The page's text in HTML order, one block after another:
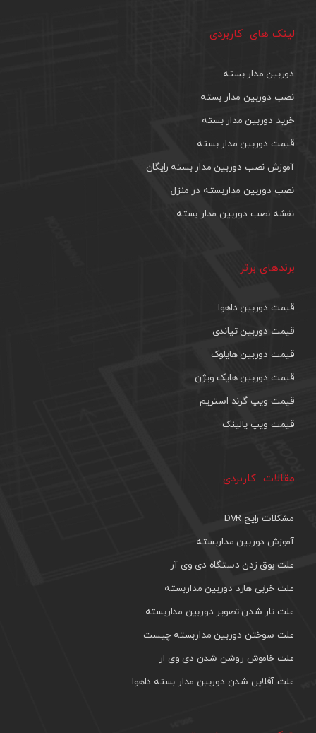
لینک های کاربردی
دوربین مدار بسته
نصب دوربین مدار بسته
خرید دوربین مدار بسته
قیمت دوربین مدار بسته
آموزش نصب دوربین مدار بسته رایگان
نصب دوربین مداربسته در منزل
نقشه نصب دوربین مدار بسته
برندهای برتر
قیمت دوربین داهوا
قیمت دوربین تیاندی
قیمت دوربین هایلوک
قیمت دوربین هایک ویژن
قیمت ویپ گرند استریم
قیمت ویپ یالینک
مقالات کاربردی
مشکلات رایج DVR
آموزش دوربین مداربسته
علت بوق زدن دستگاه دی وی آر
علت خرابی هارد دوربین مداربسته
علت تار شدن تصویر دوربین مداربسته
علت سوختن دوربین مداربسته چیست
علت خاموش روشن شدن دی وی ار
علت آفلاین شدن دوربین مدار بسته داهوا